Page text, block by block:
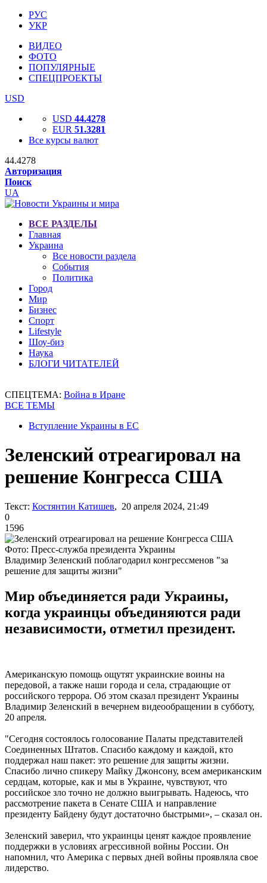
РУС
УКР
ВИДЕО
ФОТО
ПОПУЛЯРНЫЕ
СПЕЦПРОЕКТЫ
USD
USD 44.4278
EUR 51.3281
Все курсы валют
44.4278
Авторизация
Поиск
UA
ВСЕ РАЗДЕЛЫ
Главная
Украина
Все новости раздела
События
Политика
Город
Мир
Бизнес
Спорт
Lifestyle
Шоу-биз
Наука
БЛОГИ ЧИТАТЕЛЕЙ
СПЕЦТЕМА: Война в Иране
ВСЕ ТЕМЫ
Вступление Украины в ЕС
Зеленский отреагировал на
решение Конгресса США
Текст: Костянтин Катишев, 20 апреля 2024, 21:49
0
1596
Фото: Пресс-служба президента Украины
Владимир Зеленский поблагодарил конгрессменов "за
решение для защиты жизни"
Мир объединяется ради Украины,
когда украинцы объединяются ради
независимости, отметил президент.
Американскую помощь ощутят украинские воины на
передовой, а также наши города и села, страдающие от
российского террора. Об этом сказал президент Украины
Владимир Зеленский в вечернем видеообращении в субботу,
20 апреля.
"Сегодня состоялось голосование Палаты представителей
Соединенных Штатов. Спасибо каждому и каждой, кто
поддержал наш пакет: это решение для защиты жизни.
Спасибо лично спикеру Майку Джонсону, всем американским
сердцам, которые, как и мы в Украине, чувствуют, что
российское зло точно не должно выигрывать. Надеюсь, что
рассмотрение пакета в Сенате США и направление
президенту Байдену будут достаточно быстрыми», – сказал он.
Зеленский заверил, что украинцы ценят каждое проявление
поддержки в условиях агрессивной войны России. Он
напомнил, что Америка с первых дней войны проявляла свое
лидерство.